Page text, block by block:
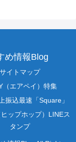
め情報Blog
サイトマップ
（エアペイ）特集
振込最速「Square」
ップホップ）LINEス
タンプ